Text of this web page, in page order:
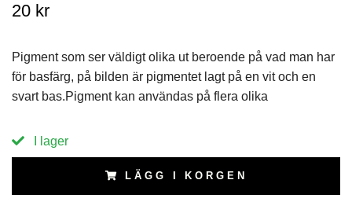
20 kr
Pigment som ser väldigt olika ut beroende på vad man har
för basfärg, på bilden är pigmentet lagt på en vit och en
svart bas.Pigment kan användas på flera olika
I lager
LÄGG I KORGEN